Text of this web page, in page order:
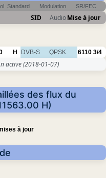
Standard Modulation SR/FEC
SID AudioMise à jour
H DVB-S QPSK 6110 3/4
active(2018-01-07)
des flux du
H)
à jour